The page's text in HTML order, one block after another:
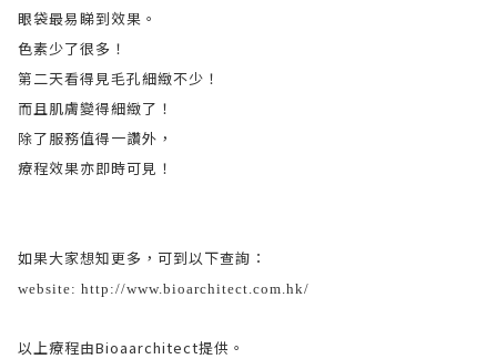
眼袋最易睇到效果。
色素少了很多！
第二天看得見毛孔細緻不少！
而且肌膚變得細緻了！
除了服務值得一讚外，
療程效果亦即時可見！
如果大家想知更多，可到以下查詢：
website: http://www.bioarchitect.com.hk/
以上療程由Bioaarchitect提供。